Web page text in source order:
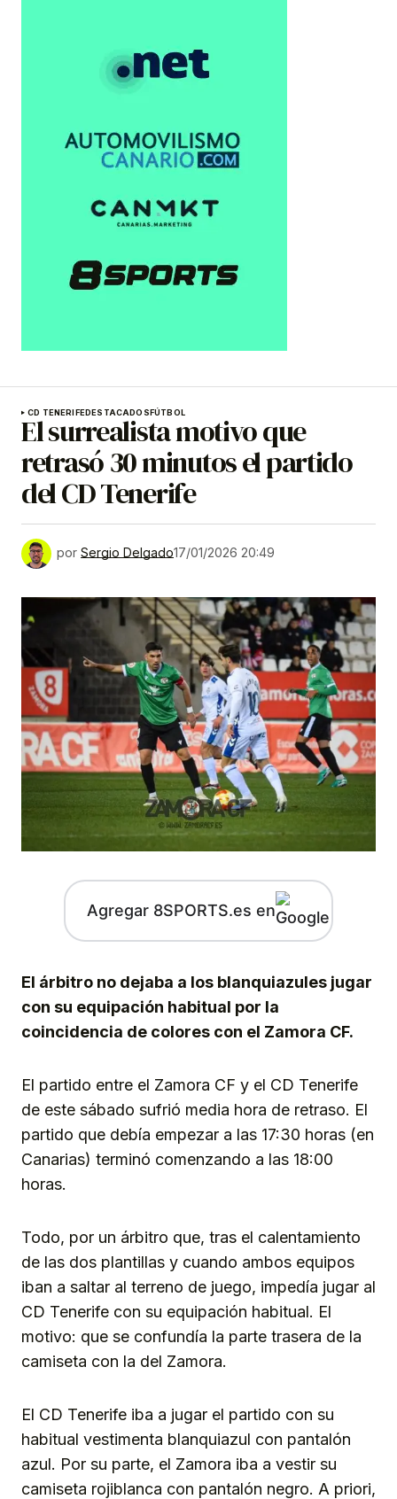
CD TENERIFEDESTACADOSFÚTBOL
El surrealista motivo que
retrasó 30 minutos el partido
del CD Tenerife
por Sergio Delgado17/01/2026 20:49
Agregar 8SPORTS.es en
El árbitro no dejaba a los blanquiazules jugar
con su equipación habitual por la
coincidencia de colores con el Zamora CF.
El partido entre el Zamora CF y el CD Tenerife
de este sábado sufrió media hora de retraso. El
partido que debía empezar a las 17:30 horas (en
Canarias) terminó comenzando a las 18:00
horas.
Todo, por un árbitro que, tras el calentamiento
de las dos plantillas y cuando ambos equipos
iban a saltar al terreno de juego, impedía jugar al
CD Tenerife con su equipación habitual. El
motivo: que se confundía la parte trasera de la
camiseta con la del Zamora.
El CD Tenerife iba a jugar el partido con su
habitual vestimenta blanquiazul con pantalón
azul. Por su parte, el Zamora iba a vestir su
camiseta rojiblanca con pantalón negro. A priori,